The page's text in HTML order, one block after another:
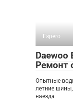
Espero
Ремонт
Опытные
летние шины,
наезда